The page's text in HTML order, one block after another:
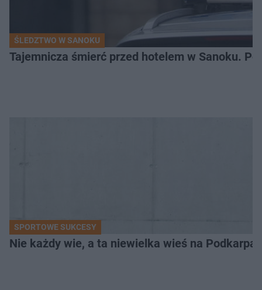
ŚLEDZTWO W SANOKU
Tajemnicza śmierć przed hotelem w Sanoku.
SPORTOWE SUKCESY
Nie każdy wie, a ta niewielka wieś na